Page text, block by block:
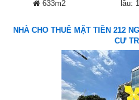
633m2 lầu:
NHÀ CHO THUÊ MẶT TIỀN 212
CƯ